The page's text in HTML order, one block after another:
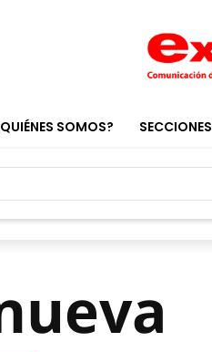
SOMOS? SECCIONES